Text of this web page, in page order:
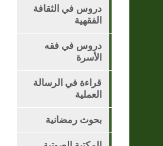
دروس في الثقافة
الفقهية
دروس في فقه
الأسرة
قراءة في الرسالة
العملية
بحوث رمضانية